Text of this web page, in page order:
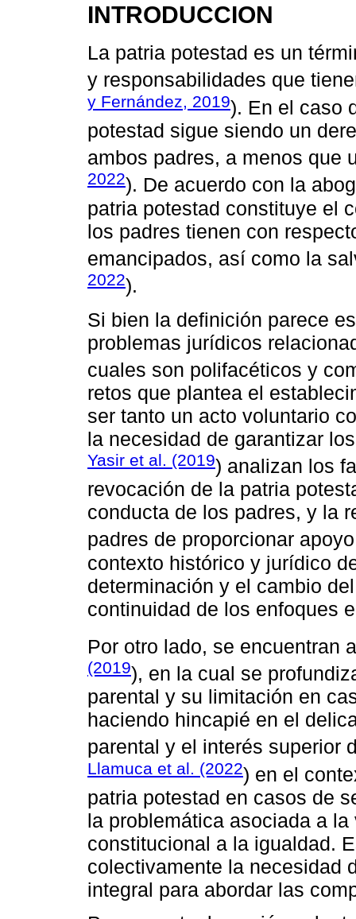
INTRODUCCION
La patria potestad es un
y responsabilidades que
y Fernández, 2019). En el caso
potestad sigue siendo un
ambos padres, a menos que
2022). De acuerdo con la
patria potestad constituye el
los padres tienen con
emancipados, así como la
2022).
Si bien la definición parece
problemas jurídicos
cuales son polifacéticos y
retos que plantea el
ser tanto un acto voluntario
la necesidad de garantizar
Yasir et al. (2019) analizan los
revocación de la patria
conducta de los padres, y la
padres de proporcionar
contexto histórico y jurídico
determinación y el cambio
continuidad de los enfoques
Por otro lado, se encuentran
(2019), en la cual se
parental y su limitación en
haciendo hincapié en el
parental y el interés superior
Llamuca et al. (2022) en el
patria potestad en casos de
la problemática asociada a
constitucional a la igualdad.
colectivamente la necesidad
integral para abordar las